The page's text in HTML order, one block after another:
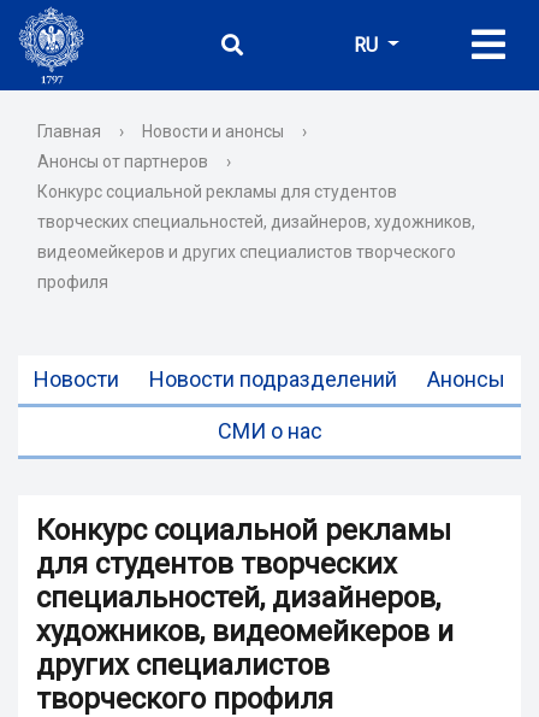
RU
Главная › Новости и анонсы
›
Анонсы от партнеров
›
Конкурс социальной рекламы для студентов
творческих специальностей, дизайнеров, художников,
видеомейкеров и других специалистов творческого
профиля
Новости Новости подразделений Анонсы
СМИ о нас
Конкурс социальной рекламы
для студентов творческих
специальностей, дизайнеров,
художников, видеомейкеров и
других специалистов
творческого профиля